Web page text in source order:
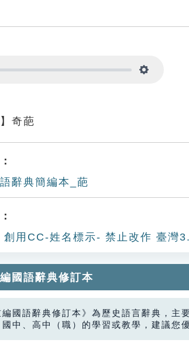
】奇葩
辭典簡編本_葩
創用CC-姓名標示- 禁止改作 臺灣
國語辭典修訂本
編國語辭典修訂本》為歷史語言辭典，
國中、高中（職）的學習或教學，建議您